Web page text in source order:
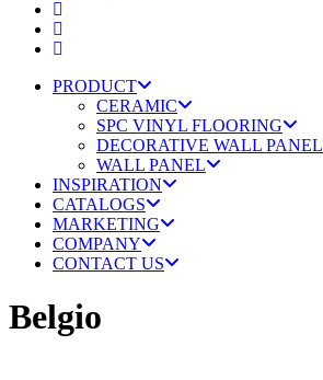
PRODUCT
CERAMIC
SPC VINYL FLOORING
DECORATIVE WALL PANEL
WALL PANEL
INSPIRATION
CATALOGS
MARKETING
COMPANY
CONTACT US
Belgio